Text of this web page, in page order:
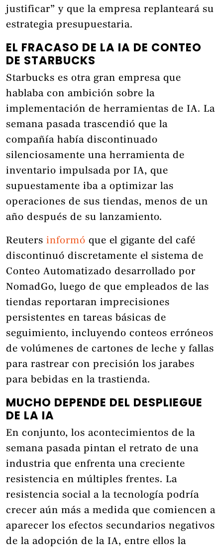
justificar” y que la empresa replanteará su
estrategia presupuestaria.
EL FRACASO DE LA IA DE CONTEO
DE STARBUCKS
Starbucks es otra gran empresa que
hablaba con ambición sobre la
implementación de herramientas de IA. La
semana pasada trascendió que la
compañía había discontinuado
silenciosamente una herramienta de
inventario impulsada por IA, que
supuestamente iba a optimizar las
operaciones de sus tiendas, menos de un
año después de su lanzamiento.
Reuters informó que el gigante del café
discontinuó discretamente el sistema de
Conteo Automatizado desarrollado por
NomadGo, luego de que empleados de las
tiendas reportaran imprecisiones
persistentes en tareas básicas de
seguimiento, incluyendo conteos erróneos
de volúmenes de cartones de leche y fallas
para rastrear con precisión los jarabes
para bebidas en la trastienda.
MUCHO DEPENDE DEL DESPLIEGUE
DE LA IA
En conjunto, los acontecimientos de la
semana pasada pintan el retrato de una
industria que enfrenta una creciente
resistencia en múltiples frentes. La
resistencia social a la tecnología podría
crecer aún más a medida que comiencen a
aparecer los efectos secundarios negativos
de la adopción de la IA, entre ellos la